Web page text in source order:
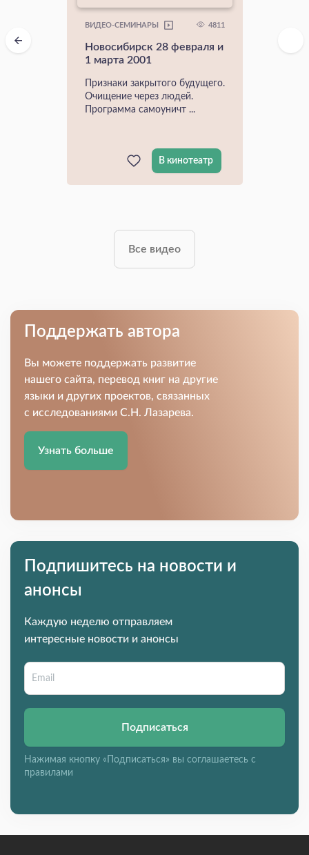
ВИДЕО-СЕМИНАРЫ 4811
Новосибирск 28 февраля и
1 марта 2001
Признаки закрытого будущего.
Очищение через людей.
Программа самоуничт ...
В кинотеатр
Все видео
Поддержать автора
Вы можете поддержать развитие
нашего сайта, перевод книг на другие
языки и других проектов, связанных
с исследованиями С.Н. Лазарева.
Узнать больше
Подпишитесь на новости и
анонсы
Каждую неделю отправляем
интересные новости и анонсы
Подписаться
Нажимая кнопку «Подписаться» вы соглашаетесь с
правилами